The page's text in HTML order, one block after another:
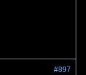
#897